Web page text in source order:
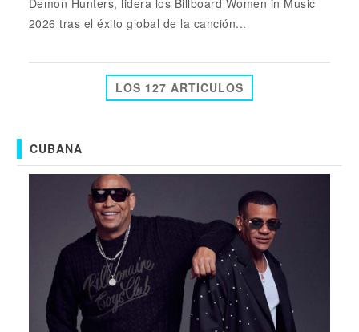
Demon Hunters, lidera los Billboard Women in Music
2026 tras el éxito global de la canción...
LOS 127 ARTICULOS
CUBANA